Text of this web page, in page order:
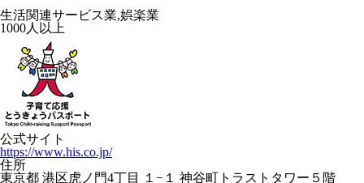
生活関連サービス業,娯楽業
1000人以上
公式サイト
https://www.his.co.jp/
住所
東京都 港区虎ノ門4丁目 １−１ 神谷町トラストタワー５階